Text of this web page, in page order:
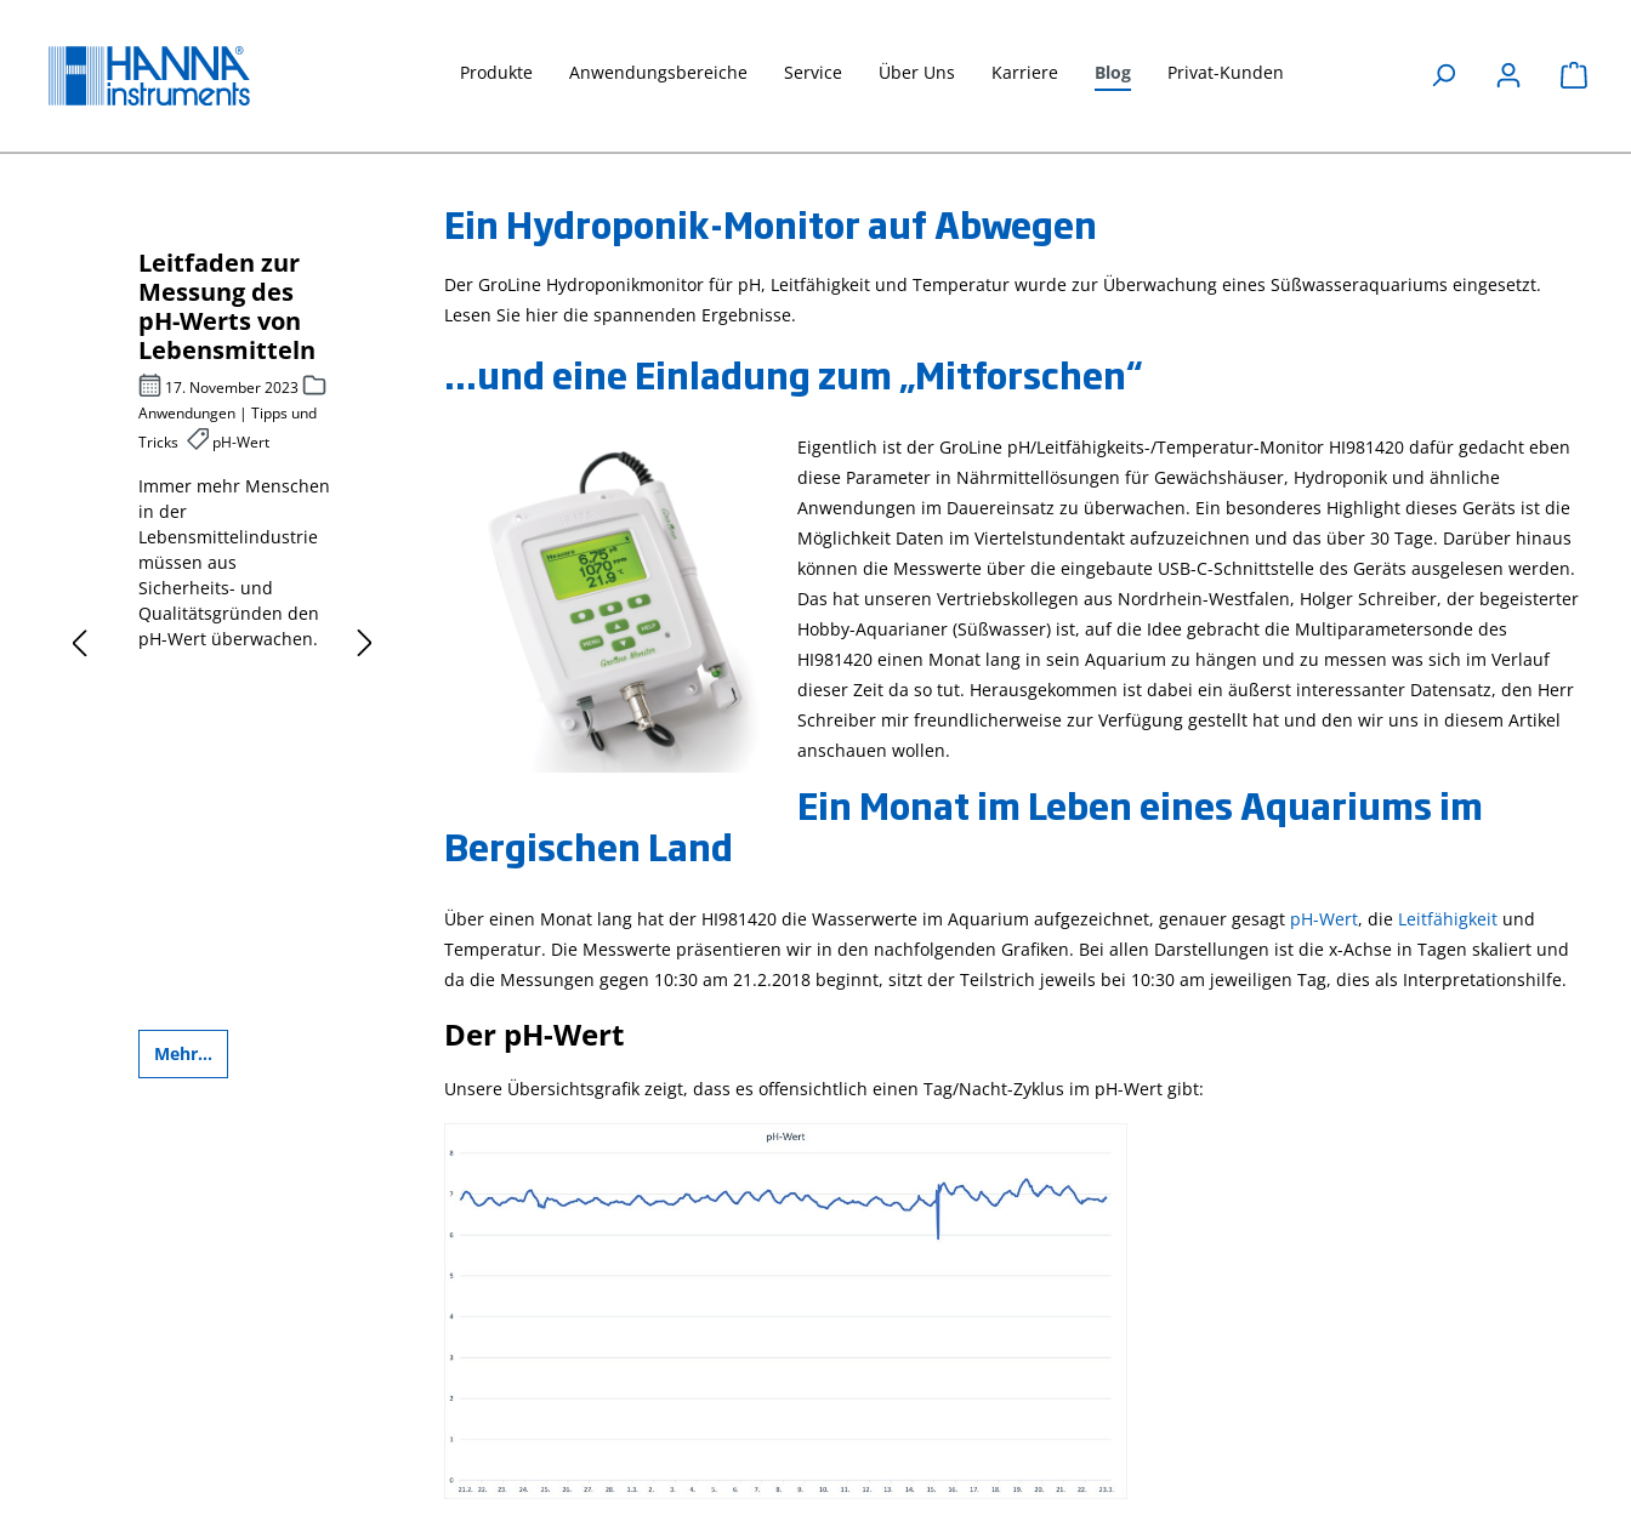
Produkte Anwendungsbereiche Service Über Uns Karriere Blog Privat-Kunden
Leitfaden zur
Messung des
pH-Werts von
Lebensmitteln
17. November 2023
Anwendungen | Tipps und
Tricks
pH-Wert
Immer mehr Menschen
in der
Lebensmittelindustrie
müssen aus
Sicherheits- und
Qualitätsgründen den
pH-Wert überwachen.
Mehr...
Sauerstoffbeda
rf CSB –
bestimmt
Messparameter
Sauerstoffbedarf (CSB)
Funktion für
Photometer
27. April 2023
Tipps
Nutzen Sie die CAL
Check-Funktion, um Ihr
Photometer der
HI833xx-Serie, der
HI96xxx-Serie und
Checker HC zu
validieren und
kalibrieren.
Serie
Produktvorstellungen
pH-Wert, Agrar und
Die Gro Line-Serie fast
dedizierte Produkte
von Hanna Instruments
zusammen
anhand ihrer
Leitfähigkeit
Eine praktische
Anwendung für die
Leitfähigkeitsmessung
ist die hier
beschriebene
Unterscheidung von
Honigsorten
erklärt
wichtiger
wasserchemischer
Parameter, erfahren
Sie hier mehr über
Messung
Ein Hydroponik-Monitor auf Abwegen
Der GroLine Hydroponikmonitor für pH, Leitfähigkeit und Temperatur wurde zur Überwachung eines Süßwasseraquariums eingesetzt.
Lesen Sie hier die spannenden Ergebnisse.
...und eine Einladung zum „Mitforschen“
Eigentlich ist der GroLine pH/Leitfähigkeits-/Temperatur-Monitor HI981420 dafür gedacht eben
diese Parameter in Nährmittellösungen für Gewächshäuser, Hydroponik und ähnliche
Anwendungen im Dauereinsatz zu überwachen. Ein besonderes Highlight dieses Geräts ist die
Möglichkeit Daten im Viertelstundentakt aufzuzeichnen und das über 30 Tage. Darüber hinaus
können die Messwerte über die eingebaute USB-C-Schnittstelle des Geräts ausgelesen werden.
Das hat unseren Vertriebskollegen aus Nordrhein-Westfalen, Holger Schreiber, der begeisterter
Hobby-Aquarianer (Süßwasser) ist, auf die Idee gebracht die Multiparametersonde des
HI981420 einen Monat lang in sein Aquarium zu hängen und zu messen was sich im Verlauf
dieser Zeit da so tut. Herausgekommen ist dabei ein äußerst interessanter Datensatz, den Herr
Schreiber mir freundlicherweise zur Verfügung gestellt hat und den wir uns in diesem Artikel
anschauen wollen.
Ein Monat im Leben eines Aquariums im
Bergischen Land
Über einen Monat lang hat der HI981420 die Wasserwerte im Aquarium aufgezeichnet, genauer gesagt pH-Wert, die Leitfähigkeit und
Temperatur. Die Messwerte präsentieren wir in den nachfolgenden Grafiken. Bei allen Darstellungen ist die x-Achse in Tagen skaliert und
da die Messungen gegen 10:30 am 21.2.2018 beginnt, sitzt der Teilstrich jeweils bei 10:30 am jeweiligen Tag, dies als Interpretationshilfe.
Der pH-Wert
Unsere Übersichtsgrafik zeigt, dass es offensichtlich einen Tag/Nacht-Zyklus im pH-Wert gibt: